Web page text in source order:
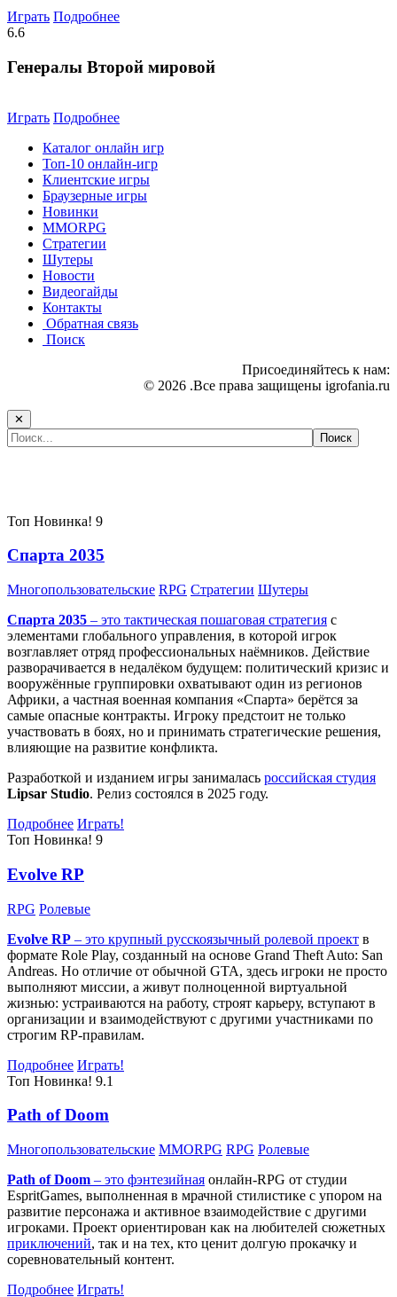
Играть Подробнее
6.6
Генералы Второй мировой
Играть Подробнее
Каталог онлайн игр
Топ-10 онлайн-игр
Клиентские игры
Браузерные игры
Новинки
MMORPG
Стратегии
Шутеры
Новости
Видеогайды
Контакты
Обратная связь
Поиск
Присоединяйтесь к нам:
© 2026 .Все права защищены igrofania.ru
✕
Топ Новинка! 9
Спарта 2035
Многопользовательские RPG Стратегии Шутеры
Спарта 2035 – это тактическая пошаговая стратегия с
элементами глобального управления, в которой игрок
возглавляет отряд профессиональных наёмников. Действие
разворачивается в недалёком будущем: политический кризис и
вооружённые группировки охватывают один из регионов
Африки, а частная военная компания «Спарта» берётся за
самые опасные контракты. Игроку предстоит не только
участвовать в боях, но и принимать стратегические решения,
влияющие на развитие конфликта.
Разработкой и изданием игры занималась российская студия
Lipsar Studio. Релиз состоялся в 2025 году.
Подробнее Играть!
Топ Новинка! 9
Evolve RP
RPG Ролевые
Evolve RP – это крупный русскоязычный ролевой проект в
формате Role Play, созданный на основе Grand Theft Auto: San
Andreas. Но отличие от обычной GTA, здесь игроки не просто
выполняют миссии, а живут полноценной виртуальной
жизнью: устраиваются на работу, строят карьеру, вступают в
организации и взаимодействуют с другими участниками по
строгим RP-правилам.
Подробнее Играть!
Топ Новинка! 9.1
Path of Doom
Многопользовательские MMORPG RPG Ролевые
Path of Doom – это фэнтезийная онлайн-RPG от студии
EspritGames, выполненная в мрачной стилистике с упором на
развитие персонажа и активное взаимодействие с другими
игроками. Проект ориентирован как на любителей сюжетных
приключений, так и на тех, кто ценит долгую прокачку и
соревновательный контент.
Подробнее Играть!